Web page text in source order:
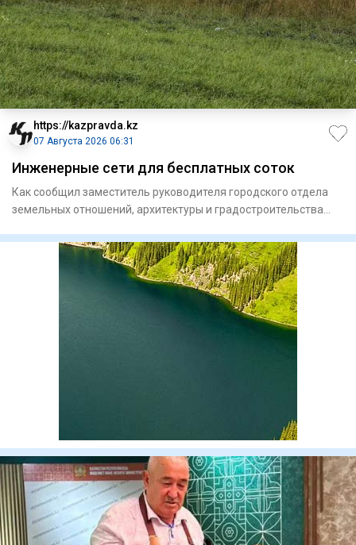
https://kazpravda.kz
07 Августа 2026 06:31
Инженерные сети для бесплатных соток
Как сообщил заместитель руководителя городского отдела
земельных отношений, архитектуры и градостроительства